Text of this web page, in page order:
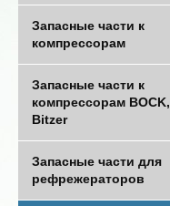
Запасные части к
компрессорам
Запасные части к
компрессорам BOCK,
Bitzer
Запасные части для
рефрежераторов